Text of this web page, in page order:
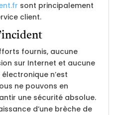
sont principalement
client.
fournis, aucune
sur Internet et aucune
n’est
ne pouvons en
une sécurité absolue.
d’une brèche de